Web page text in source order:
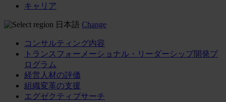
キャリア
日本語 Change
コンサルティング内容
トランスフォーメーショナル・リーダーシップ開発プ
ログラム
経営人材の評価
組織変革の支援
エグゼクティブサーチ